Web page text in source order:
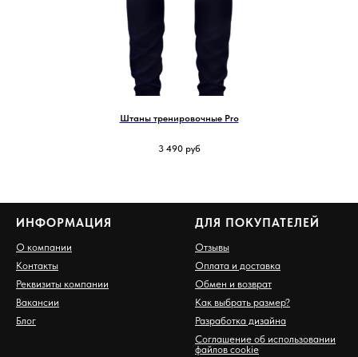
Штаны тренировочные Pro
3 490 руб
ИНФОРМАЦИЯ
О компании
Контакты
Реквизиты компании
Вакансии
Блог
ДЛЯ ПОКУПАТЕЛЕЙ
Отзывы
Оплата и доставка
Обмен и возврат
Как выбрать размер?
Разработка дизайна
Соглашение об использовании
файлов cookie